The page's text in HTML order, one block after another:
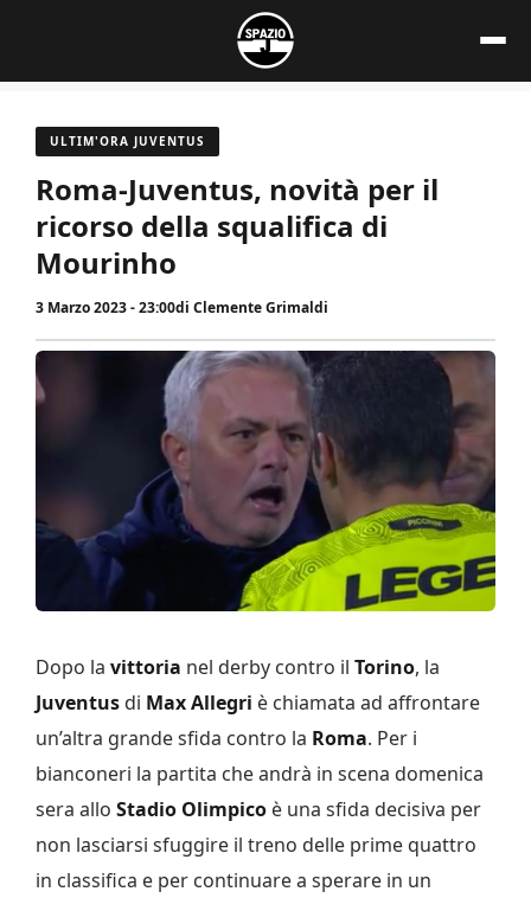
contenuto
ULTIM'ORA JUVENTUS
Roma-Juventus, novità per il
ricorso della squalifica di
Mourinho
3 Marzo 2023 - 23:00di Clemente Grimaldi
Dopo la vittoria nel derby contro il Torino, la
Juventus di Max Allegri è chiamata ad affrontare
un’altra grande sfida contro la Roma. Per i
bianconeri la partita che andrà in scena domenica
sera allo Stadio Olimpico è una sfida decisiva per
non lasciarsi sfuggire il treno delle prime quattro
in classifica e per continuare a sperare in un